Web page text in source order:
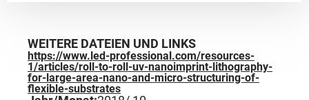
WEITERE DATEIEN UND LINKS
https://www.led-professional.com/resources-
1/articles/roll-to-roll-uv-nanoimprint-lithography-
for-large-area-nano-and-micro-structuring-of-
flexible-substrates